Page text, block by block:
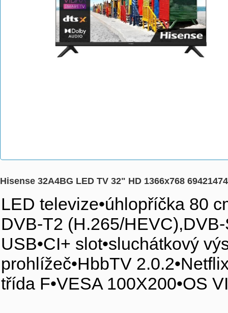
Hisense 32A4BG LED TV 32" HD 1366x768
LED televize•úhlopříčka 80
DVB-T2 (H.265/
USB•CI+ slot•sluchátkový
prohlížeč•HbbTV
třída F•VESA 100X200•OS